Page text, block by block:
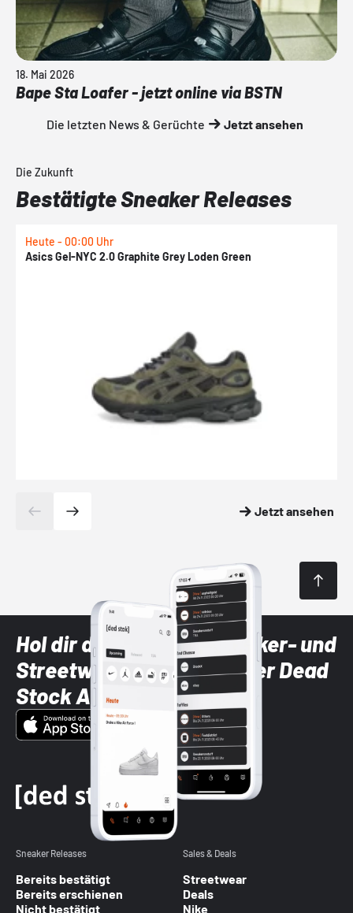
18. Mai 2026
Bape Sta Loafer - jetzt online via BSTN
Die letzten News & Gerüchte Jetzt ansehen
Die Zukunft
Bestätigte Sneaker Releases
Heute - 00:00 Uhr
Asics Gel-NYC 2.0 Graphite Grey Loden Green
Jetzt ansehen
Hol dir die neuesten Sneaker- und
Streetwear-Brands mit der Dead
Stock App
Sneaker Releases
Bereits bestätigt
Bereits erschienen
Nicht bestätigt
Sales & Deals
Streetwear
Deals
Nike